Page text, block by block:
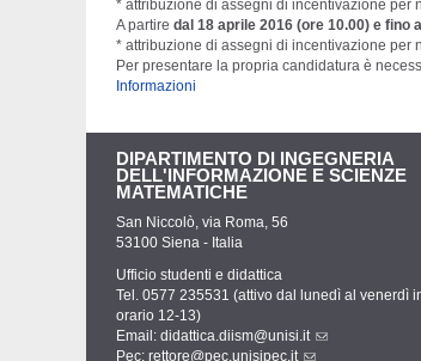
* attribuzione di assegni di incentivazione per
A partire dal 18 aprile 2016 (ore 10.00) e fino
* attribuzione di assegni di incentivazione per
Per presentare la propria candidatura è
Informazioni
DIPARTIMENTO DI INGEGNERIA
DELL'INFORMAZIONE E SCIENZE
MATEMATICHE
San Niccolò, via Roma, 56
53100 Siena - Italia
Ufficio studenti e didattica
Tel. 0577 235531 (attivo dal lunedì al venerdì
orario 12-13)
Email: didattica.diism@unisi.it
Pec: rettore@pec.unisipec.it